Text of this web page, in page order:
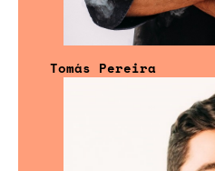
Tomás Pereira